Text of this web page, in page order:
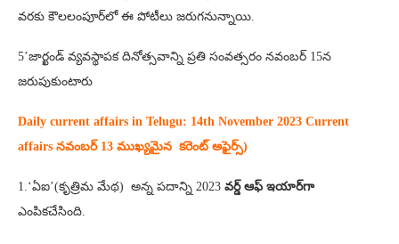
వ‌ర‌కు కౌలలంపూర్‌లో ఈ పోటీలు జ‌రుగ‌నున్నాయి.
5’జార్ఖండ్ వ్యవస్థాపక దినోత్సవాన్ని ప్రతి సంవత్సరం నవంబర్ 15న
జరుపుకుంటారు
Daily current affairs in Telugu: 14th November 2023 Current
affairs నవంబర్ 13 ముఖ్యమైన కరెంట్ అఫైర్స్‌)
1.‘ఏఐ’(కృత్రిమ మేథ) అన్న పదాన్ని 2023 వర్డ్‌ ఆఫ్‌ ఇయార్‌గా
ఎంపికచేసింది.